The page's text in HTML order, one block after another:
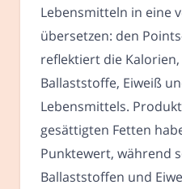
Lebensmitteln in eine
übersetzen: den
reflektiert die
Ballaststoffe, Eiweiß
Lebensmittels.
gesättigten Fetten
Punktewert, während
Ballaststoffen und